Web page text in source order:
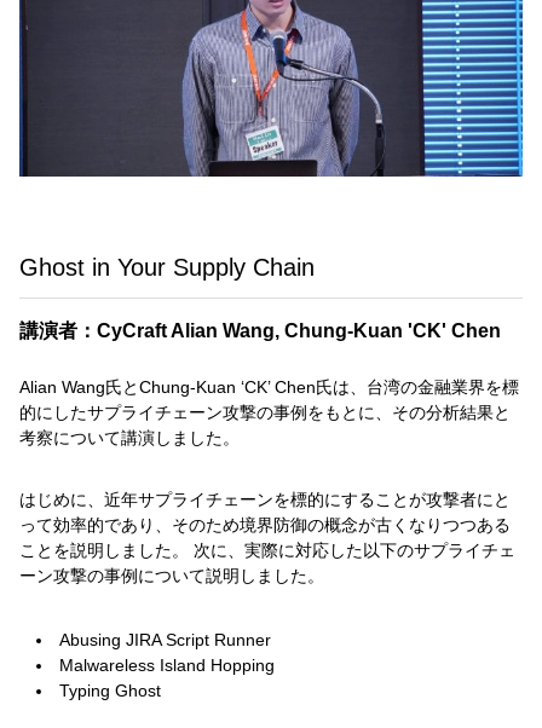
Ghost in Your Supply Chain
講演者：CyCraft Alian Wang, Chung-Kuan 'CK' Chen
Alian Wang氏とChung-Kuan ‘CK’ Chen氏は、台湾の金融業界を標
的にしたサプライチェーン攻撃の事例をもとに、その分析結果と
考察について講演しました。
はじめに、近年サプライチェーンを標的にすることが攻撃者にと
って効率的であり、そのため境界防御の概念が古くなりつつある
ことを説明しました。 次に、実際に対応した以下のサプライチェ
ーン攻撃の事例について説明しました。
Abusing JIRA Script Runner
Malwareless Island Hopping
Typing Ghost